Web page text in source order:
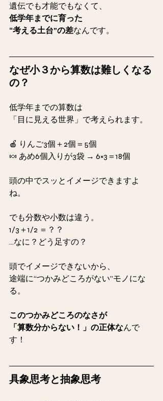
遺伝でも才能でもなくて、
低学年までに育った
“考える土台”の差なんです。
なぜ小３から算数は難しくなる
の？
低学年までの算数は
「目に見える世界」で考えられます。
🍎 りんご3個＋2個＝5個
🍬 あめ6個入りが3袋 → 6×3＝18個
頭の中でスッとイメージできますよ
ね。
でも分数や小数は違う。
1/3＋1/2 ＝？？
…なに？どう足すの？
頭でイメージできないから、
途端に“つかみどころがない”モノにな
る。
このつかみどころのなさが
「算数分からない！」の正体なんで
す！
具象思考と抽象思考